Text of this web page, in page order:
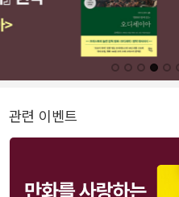
관련 이벤트